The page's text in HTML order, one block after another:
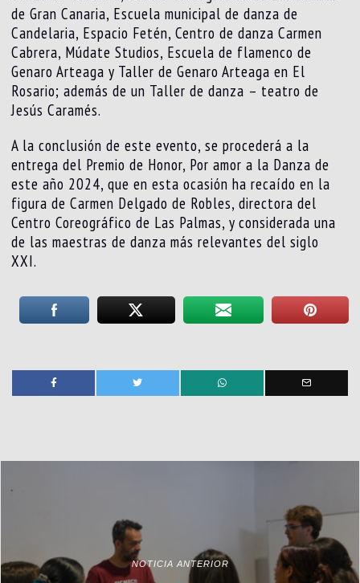
de Gran Canaria, Escuela municipal de danza de
Candelaria, Espacio Fetén, Centro de danza Carmen
Cabrera, Múdate Studios, Escuela de flamenco de
Genaro Arteaga y Taller de Genaro Arteaga en El
Rosario; además de un Taller de danza – teatro de
Jesús Caramés.
A la conclusión de este evento, se procederá a la
entrega del Premio de Honor, Por amor a la Danza de
este año 2024, que en esta ocasión ha recaído en la
figura de Carmen Delgado de Robles, directora del
Centro Coreográfico de Las Palmas, y considerada una
de las maestras de danza más relevantes del siglo
XXI.
NOTICIA ANTERIOR